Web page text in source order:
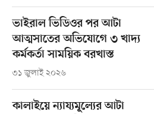
ভাইরাল ভিডিওর পর আটা
আত্মসাতের অভিযোগে ৩ খাদ্য
কর্মকর্তা সাময়িক বরখাস্ত
৩১ জুলাই ২০২৬
কালাইয়ে ন্যায্যমূল্যের আটা